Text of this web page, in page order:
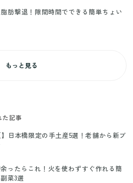
肪撃退！隙間時間でできる簡単ちょい
もっと見る
た記事
】日本橋限定の手土産5選！老舗から新ブ
ったらこれ！火を使わずすぐ作れる簡
菜3選